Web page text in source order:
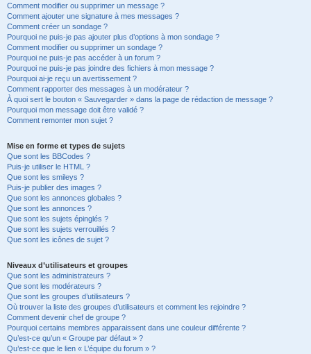
Comment modifier ou supprimer un message ?
Comment ajouter une signature à mes messages ?
Comment créer un sondage ?
Pourquoi ne puis-je pas ajouter plus d’options à mon sondage ?
Comment modifier ou supprimer un sondage ?
Pourquoi ne puis-je pas accéder à un forum ?
Pourquoi ne puis-je pas joindre des fichiers à mon message ?
Pourquoi ai-je reçu un avertissement ?
Comment rapporter des messages à un modérateur ?
À quoi sert le bouton « Sauvegarder » dans la page de rédaction de message ?
Pourquoi mon message doit être validé ?
Comment remonter mon sujet ?
Mise en forme et types de sujets
Que sont les BBCodes ?
Puis-je utiliser le HTML ?
Que sont les smileys ?
Puis-je publier des images ?
Que sont les annonces globales ?
Que sont les annonces ?
Que sont les sujets épinglés ?
Que sont les sujets verrouillés ?
Que sont les icônes de sujet ?
Niveaux d’utilisateurs et groupes
Que sont les administrateurs ?
Que sont les modérateurs ?
Que sont les groupes d’utilisateurs ?
Où trouver la liste des groupes d’utilisateurs et comment les rejoindre ?
Comment devenir chef de groupe ?
Pourquoi certains membres apparaissent dans une couleur différente ?
Qu’est-ce qu’un « Groupe par défaut » ?
Qu’est-ce que le lien « L’équipe du forum » ?